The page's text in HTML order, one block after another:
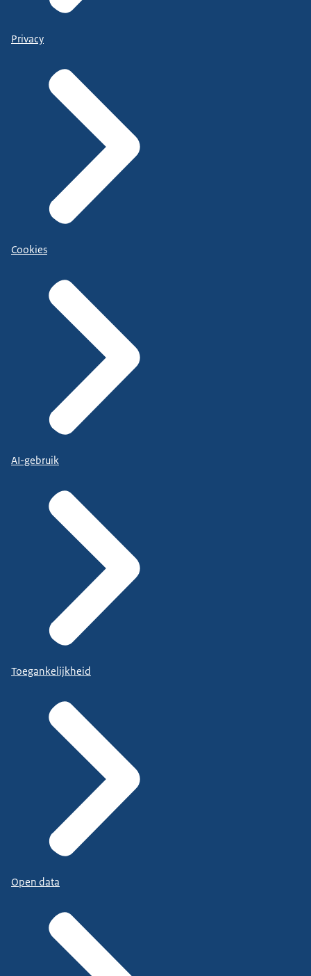
Privacy
Cookies
AI-gebruik
Toegankelijkheid
Open data